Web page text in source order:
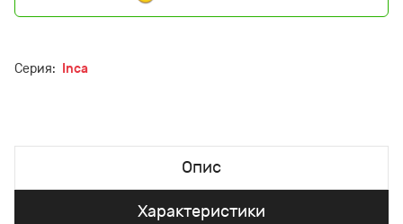
Серия: Inca
Опис
Характеристики